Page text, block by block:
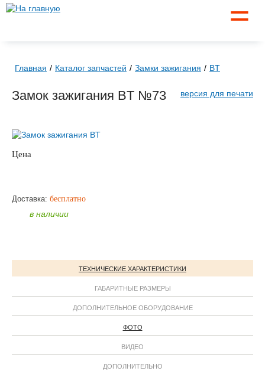
☰
Главная Каталог запчастей Замки зажигания BT
версия для печати
Замок зажигания BT №73
Цена
Доставка: бесплатно
в наличии
ТЕХНИЧЕСКИЕ ХАРАКТЕРИСТИКИ
ГАБАРИТНЫЕ РАЗМЕРЫ
ДОПОЛНИТЕЛЬНОЕ ОБОРУДОВАНИЕ
ФОТО
ВИДЕО
ДОПОЛНИТЕЛЬНО